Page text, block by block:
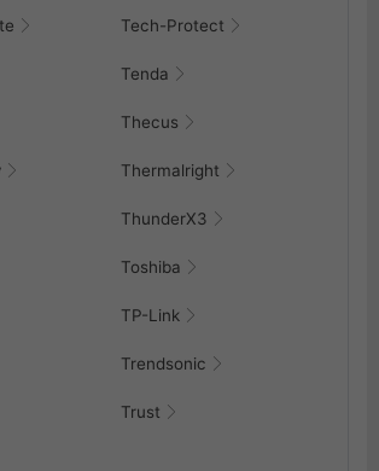
Tech-Protect
Tenda
Thecus
Thermalright
ThunderX3
Toshiba
TP-Link
Trendsonic
Trust